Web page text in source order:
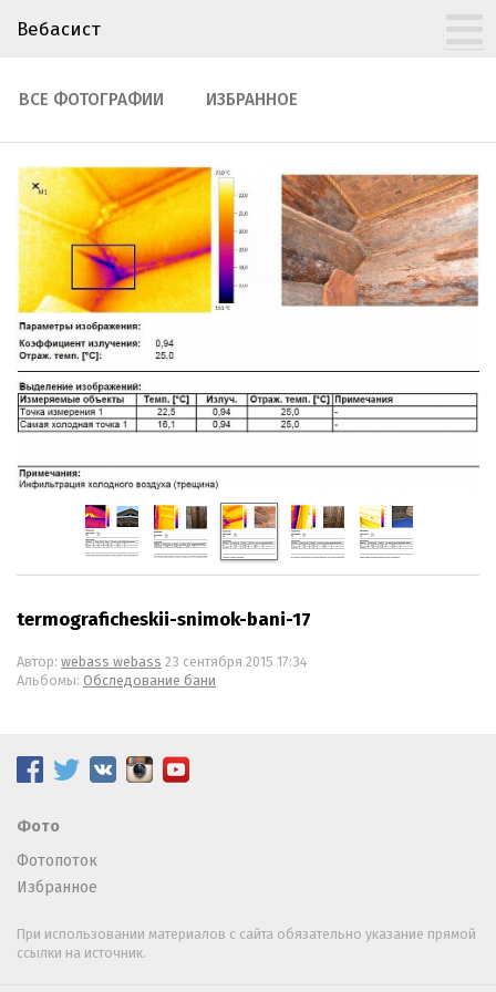
Вебасист
ВСЕ ФОТОГРАФИИ ИЗБРАННОЕ
termograficheskii-snimok-bani-17
Автор: webass webass 23 сентября 2015 17:34
Альбомы: Обследование бани
Фото
Фотопоток
Избранное
При использовании материалов с сайта обязательно указание прямой
ссылки на источник.